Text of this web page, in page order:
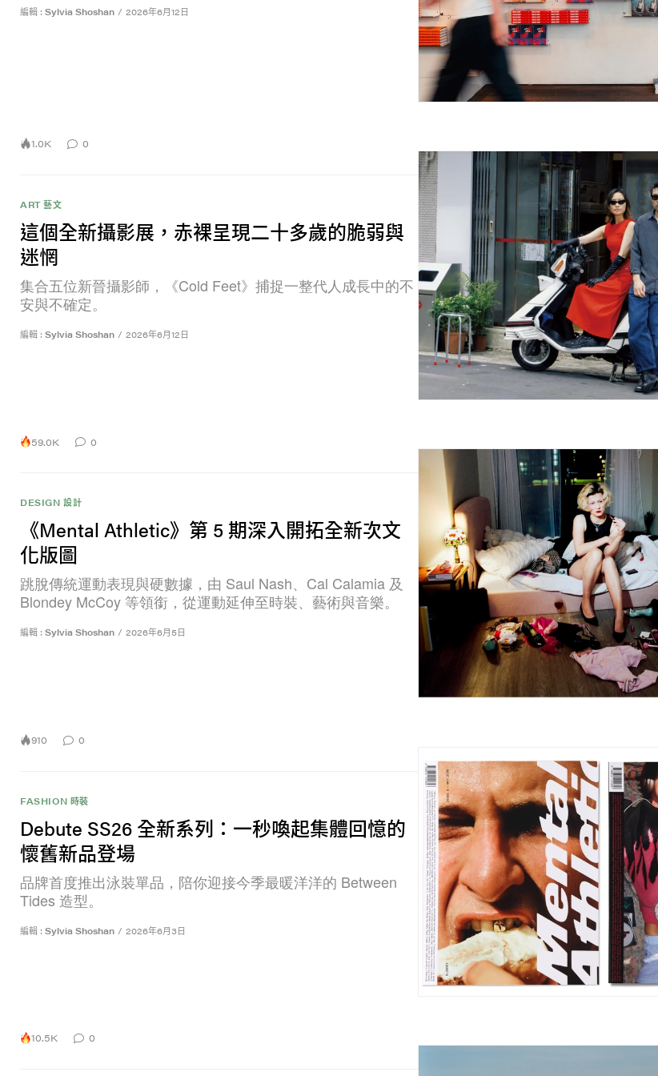
編輯 : Sylvia Shoshan / 2026年6月12日
1.0K 0
ART 藝文
這個全新攝影展，赤裸呈現二十多歲的脆弱與
迷惘
集合五位新晉攝影師，《Cold Feet》捕捉一整代人成長中的不
安與不確定。
編輯 : Sylvia Shoshan / 2026年6月12日
59.0K 0
DESIGN 設計
《Mental Athletic》第 5 期深入開拓全新次文
化版圖
跳脫傳統運動表現與硬數據，由 Saul Nash、Cal Calamia 及
Blondey McCoy 等領銜，從運動延伸至時裝、藝術與音樂。
編輯 : Sylvia Shoshan / 2026年6月5日
910 0
FASHION 時裝
Debute SS26 全新系列：一秒喚起集體回憶的
懷舊新品登場
品牌首度推出泳裝單品，陪你迎接今季最暖洋洋的 Between
Tides 造型。
編輯 : Sylvia Shoshan / 2026年6月3日
10.5K 0